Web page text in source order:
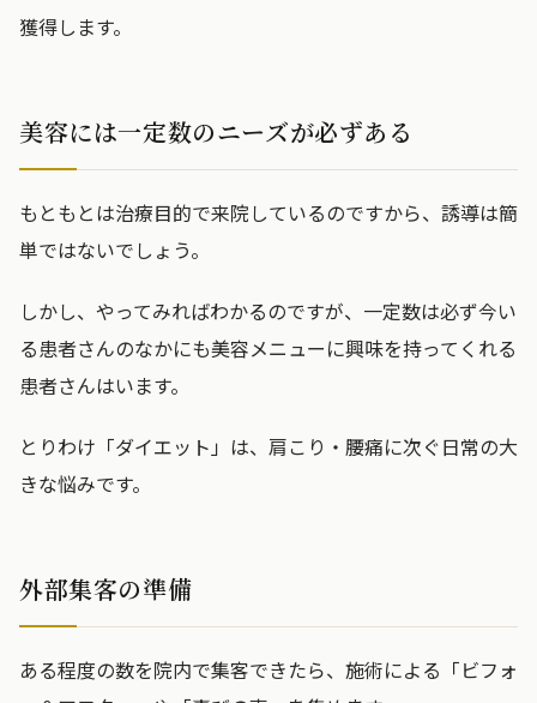
獲得します。
美容には一定数のニーズが必ずある
もともとは治療目的で来院しているのですから、誘導は簡
単ではないでしょう。
しかし、やってみればわかるのですが、一定数は必ず今い
る患者さんのなかにも美容メニューに興味を持ってくれる
患者さんはいます。
とりわけ「ダイエット」は、肩こり・腰痛に次ぐ日常の大
きな悩みです。
外部集客の準備
ある程度の数を院内で集客できたら、施術による「ビフォ